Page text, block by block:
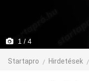
1 / 4
Startapro Hirdetések